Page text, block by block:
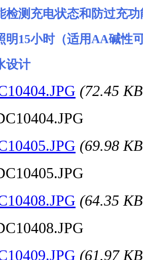
检测充电状态和防过充
明15小时（适用AA碱性
设计
(72.45
(69.98
(64.35
(61.97